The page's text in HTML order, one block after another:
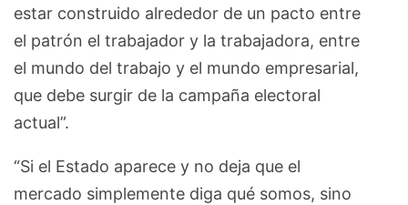
estar construido alrededor de un pacto entre
el patrón el trabajador y la trabajadora, entre
el mundo del trabajo y el mundo empresarial,
que debe surgir de la campaña electoral
actual”.
“Si el Estado aparece y no deja que el
mercado simplemente diga qué somos, sino